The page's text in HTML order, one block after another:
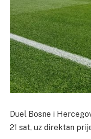
Duel Bosne i
21 sat, uz direktan